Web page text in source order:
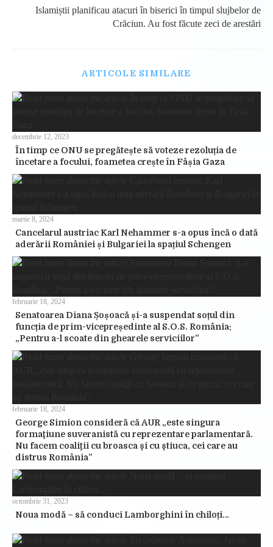
Islamiștii planificau atacuri în biserici în timpul slujbelor de
Crăciun. Au fost făcute zeci de arestări
ARTICOLE SIMILARE
În timp ce ONU se pregătește să voteze rezoluția de
încetare a focului, foametea crește în Fâșia Gaza
decembrie 12, 2023
Cancelarul austriac Karl Nehammer s-a opus încă o dată
aderării României și Bulgariei la spațiul Schengen
martie 8, 2024
Senatoarea Diana Șoșoacă și-a suspendat soțul din
funcția de prim-vicepreședinte al S.O.S. România:
„Pentru a-l scoate din ghearele serviciilor”
februarie 18, 2024
George Simion consideră că AUR „este singura
formaţiune suveranistă cu reprezentare parlamentară.
Nu facem coaliţii cu broasca şi cu ştiuca, cei care au
distrus România”
februarie 18, 2024
Noua modă – să conduci Lamborghini în chiloți…
octombrie 31, 2023